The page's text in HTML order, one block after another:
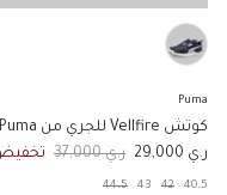
Puma
كوتش Vellfire للجري من Puma
السعر الان
ر.ي 29,000 السعر الاصلي
ر.ي 37,000
40.5
42
43
44.5